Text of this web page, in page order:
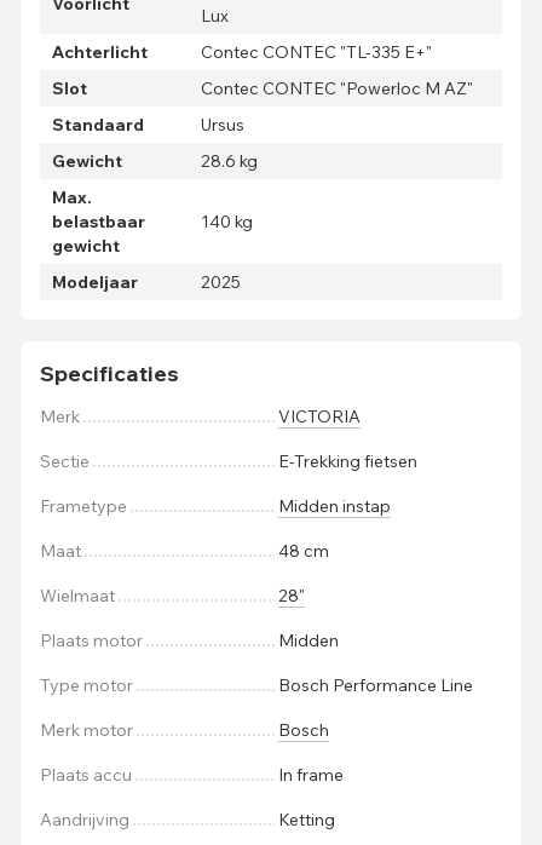
Lux
Achterlicht
Contec CONTEC "TL-335 E+"
Slot
Contec CONTEC "Powerloc M AZ"
Standaard
Ursus
Gewicht
28.6 kg
Max.
belastbaar
gewicht
140 kg
Modeljaar 2025
Specificaties
Merk VICTORIA
Sectie E-Trekking fietsen
Frametype Midden instap
Maat 48 cm
Wielmaat 28"
Plaats motor Midden
Type motor Bosch Performance Line
Merk motor Bosch
Plaats accu In frame
Aandrijving Ketting